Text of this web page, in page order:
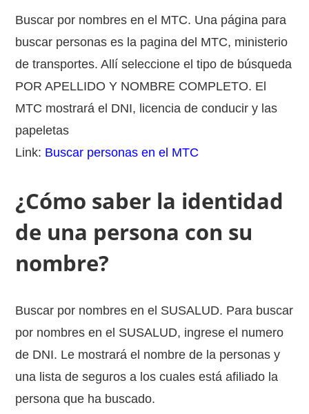
Buscar por nombres en el MTC. Una página para
buscar personas es la pagina del MTC, ministerio
de transportes. Allí seleccione el tipo de búsqueda
POR APELLIDO Y NOMBRE COMPLETO. El
MTC mostrará el DNI, licencia de conducir y las
papeletas
Link: Buscar personas en el MTC
¿Cómo saber la identidad
de una persona con su
nombre?
Buscar por nombres en el SUSALUD. Para buscar
por nombres en el SUSALUD, ingrese el numero
de DNI. Le mostrará el nombre de la personas y
una lista de seguros a los cuales está afiliado la
persona que ha buscado.